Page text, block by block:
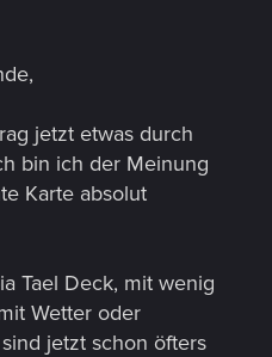
jetzt etwas durch
bin ich der Meinung
Karte absolut
Tael Deck, mit wenig
Wetter oder
jetzt schon öfters